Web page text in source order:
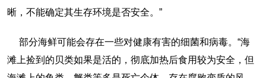
晰，不能确定其生存环境是否安全。”
部分海鲜可能会存在一些对健康有害的细菌和病毒。“海
滩上捡到的贝类如果是活的，彻底加热后食用较为安全，但